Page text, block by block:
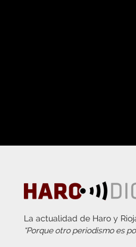
La actualidad de Haro y
“Porque otro periodismo es